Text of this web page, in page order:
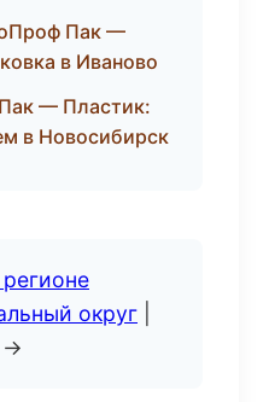
Пак —
в Иваново
— Пластик:
в Новосибирск
округ
→